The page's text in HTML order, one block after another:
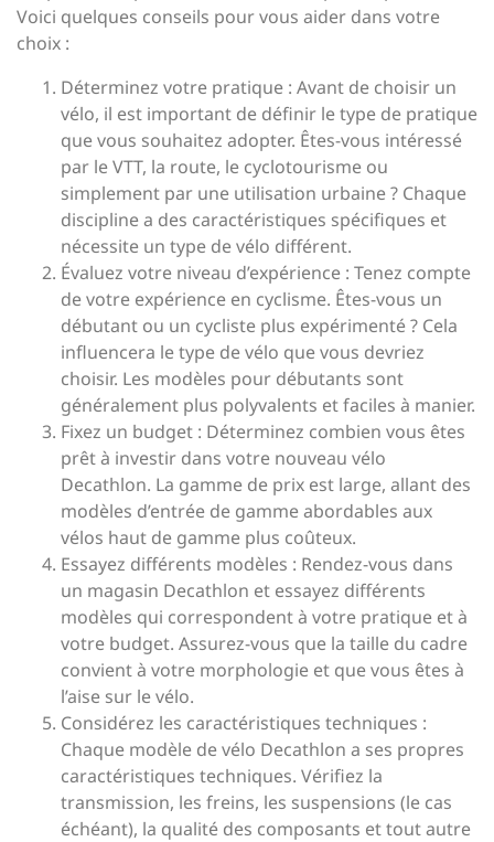
Voici quelques conseils pour vous aider dans votre
choix :
Déterminez votre pratique : Avant de choisir un
vélo, il est important de définir le type de pratique
que vous souhaitez adopter. Êtes-vous intéressé
par le VTT, la route, le cyclotourisme ou
simplement par une utilisation urbaine ? Chaque
discipline a des caractéristiques spécifiques et
nécessite un type de vélo différent.
Évaluez votre niveau d’expérience : Tenez compte
de votre expérience en cyclisme. Êtes-vous un
débutant ou un cycliste plus expérimenté ? Cela
influencera le type de vélo que vous devriez
choisir. Les modèles pour débutants sont
généralement plus polyvalents et faciles à manier.
Fixez un budget : Déterminez combien vous êtes
prêt à investir dans votre nouveau vélo
Decathlon. La gamme de prix est large, allant des
modèles d’entrée de gamme abordables aux
vélos haut de gamme plus coûteux.
Essayez différents modèles : Rendez-vous dans
un magasin Decathlon et essayez différents
modèles qui correspondent à votre pratique et à
votre budget. Assurez-vous que la taille du cadre
convient à votre morphologie et que vous êtes à
l’aise sur le vélo.
Considérez les caractéristiques techniques :
Chaque modèle de vélo Decathlon a ses propres
caractéristiques techniques. Vérifiez la
transmission, les freins, les suspensions (le cas
échéant), la qualité des composants et tout autre